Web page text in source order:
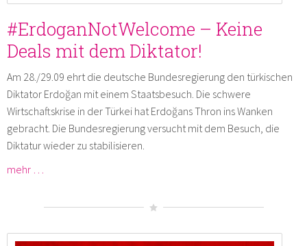
#ErdoganNotWelcome – Keine
Deals mit dem Diktator!
Am 28./29.09 ehrt die deutsche Bundesregierung den türkischen
Diktator Erdoğan mit einem Staatsbesuch. Die schwere
Wirtschaftskrise in der Türkei hat Erdoğans Thron ins Wanken
gebracht. Die Bundesregierung versucht mit dem Besuch, die
Diktatur wieder zu stabilisieren.
mehr …